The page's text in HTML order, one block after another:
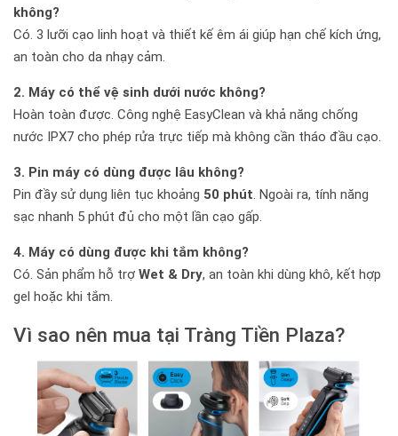
không?
Có. 3 lưỡi cạo linh hoạt và thiết kế êm ái giúp hạn chế kích ứng,
an toàn cho da nhạy cảm.
2. Máy có thể vệ sinh dưới nước không?
Hoàn toàn được. Công nghệ EasyClean và khả năng chống
nước IPX7 cho phép rửa trực tiếp mà không cần tháo đầu cạo.
3. Pin máy có dùng được lâu không?
Pin đầy sử dụng liên tục khoảng 50 phút. Ngoài ra, tính năng
sạc nhanh 5 phút đủ cho một lần cạo gấp.
4. Máy có dùng được khi tắm không?
Có. Sản phẩm hỗ trợ Wet & Dry, an toàn khi dùng khô, kết hợp
gel hoặc khi tắm.
Vì sao nên mua tại Tràng Tiền Plaza?